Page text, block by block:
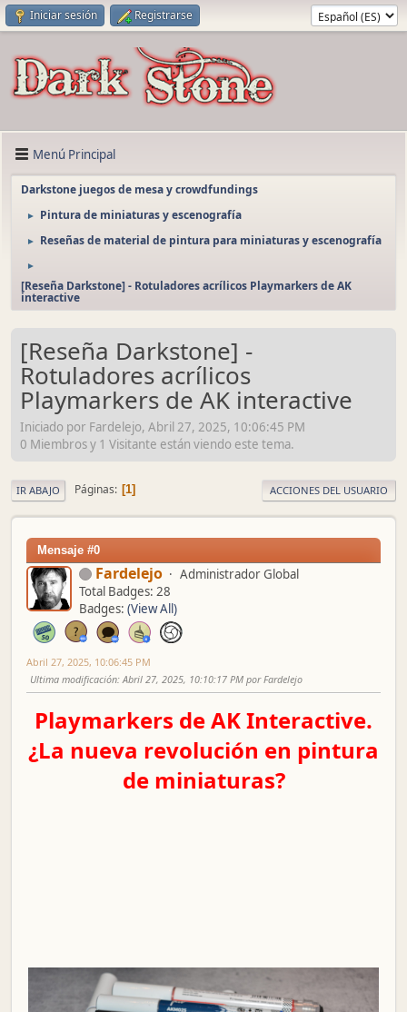
Iniciar sesión Registrarse
Menú Principal
Darkstone juegos de mesa y crowdfundings
► Pintura de miniaturas y escenografía
► Reseñas de material de pintura para miniaturas y escenografía
►
[Reseña Darkstone] - Rotuladores acrílicos Playmarkers de AK
interactive
[Reseña Darkstone] -
Rotuladores acrílicos
Playmarkers de AK interactive
Iniciado por Fardelejo, Abril 27, 2025, 10:06:45 PM
0 Miembros y 1 Visitante están viendo este tema.
IR ABAJO Páginas 1 ACCIONES DEL USUARIO
Mensaje #0
Fardelejo
Administrador Global
Total Badges: 28
Badges: (View All)
Abril 27, 2025, 10:06:45 PM
Ultima modificación: Abril 27, 2025, 10:10:17 PM por Fardelejo
Playmarkers de AK Interactive.
¿La nueva revolución en pintura
de miniaturas?